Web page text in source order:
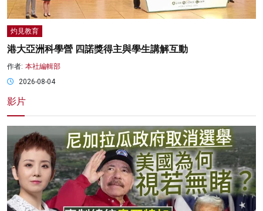
灼見教育
港大亞洲科學營 四諾獎得主與學生講解互動
作者: 本社編輯部
2026-08-04
影片